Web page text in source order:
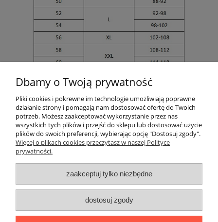
Newsletter
Podaj swój adres e-mail, jeżeli chcesz otrzymywać
informacje o nowościach i promocjach.
Dbamy o Twoją prywatność
Pliki cookies i pokrewne im technologie umożliwiają poprawne
działanie strony i pomagają nam dostosować ofertę do Twoich
potrzeb. Możesz zaakceptować wykorzystanie przez nas
wszystkich tych plików i przejść do sklepu lub dostosować użycie
plików do swoich preferencji, wybierając opcję "Dostosuj zgody".
Więcej o plikach cookies przeczytasz w naszej Polityce
prywatności.
zaakceptuj tylko niezbędne
dostosuj zgody